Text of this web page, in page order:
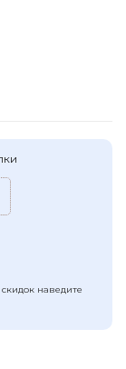
цена
наведите